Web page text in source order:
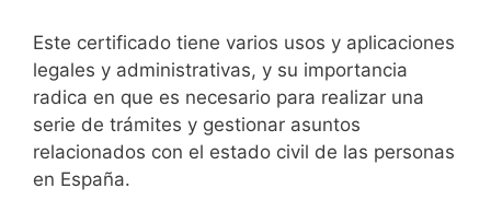
Este certificado tiene varios usos y aplicaciones
legales y administrativas, y su importancia
radica en que es necesario para realizar una
serie de trámites y gestionar asuntos
relacionados con el estado civil de las personas
en España.